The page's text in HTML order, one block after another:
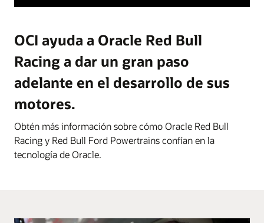
OCI ayuda a Oracle Red Bull
Racing a dar un gran paso
adelante en el desarrollo de sus
motores.
Obtén más información sobre cómo Oracle Red Bull
Racing y Red Bull Ford Powertrains confían en la
tecnología de Oracle.